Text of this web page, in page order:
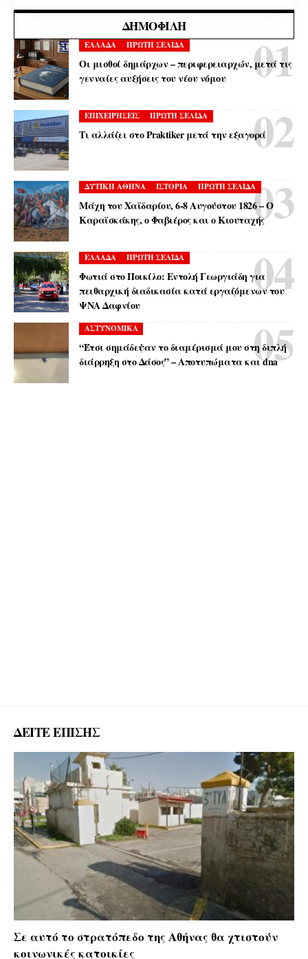
ΔΗΜΟΦΙΛΉ
ΕΛΛΑΔΑ ΠΡΩΤΗ ΣΕΛΙΔΑ
Οι μισθοί δημάρχων – περιφερειαρχών, μετά τις
γενναίες αυξήσεις του νέου νόμου
ΕΠΙΧΕΙΡΗΣΕΙΣ ΠΡΩΤΗ ΣΕΛΙΔΑ
Τι αλλάζει στο Praktiker μετά την εξαγορά
ΔΥΤΙΚΗ ΑΘΗΝΑ ΙΣΤΟΡΙΑ ΠΡΩΤΗ ΣΕΛΙΔΑ
Μάχη του Χαϊδαρίου, 6-8 Αυγούστου 1826 – Ο
Καραϊσκάκης, ο Φαβιέρος και ο Κιουταχής
ΕΛΛΑΔΑ ΠΡΩΤΗ ΣΕΛΙΔΑ
Φωτιά στο Ποικίλο: Εντολή Γεωργιάδη για
πειθαρχική διαδικασία κατά εργαζόμενων του
ΨΝΑ Δαφνίου
ΑΣΤΥΝΟΜΙΚΑ
“Έτσι σημάδεψαν το διαμέρισμά μου στη διπλή
διάρρηξη στο Δάσος” – Αποτυπώματα και dna
ΔΕΙΤΕ ΕΠΙΣΗΣ
Σε αυτό το στρατόπεδο της Αθήνας θα χτιστούν
κοινωνικές κατοικίες